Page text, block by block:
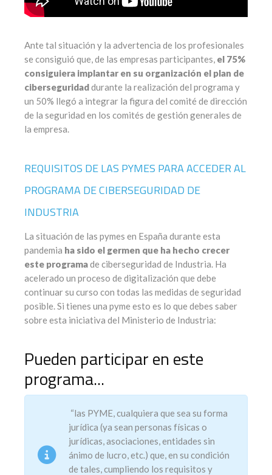
Ante tal situación y la advertencia de los profesionales
se consiguió que, de las empresas participantes, el 75%
consiguiera implantar en su organización el plan de
ciberseguridaddurante la realización del programa y
un 50% llegó a integrar la figura del comité de dirección
de la seguridad en los comités de gestión generales de
la empresa.
REQUISITOS DE LAS PYMES PARA ACCEDER AL
PROGRAMA DE CIBERSEGURIDAD DE
INDUSTRIA
La situación de las pymes en España durante esta
pandemia ha sido el germen que ha hecho crecer
este programade ciberseguridad de Industria. Ha
acelerado un proceso de digitalización que debe
continuar su curso con todas las medidas de seguridad
posible. Si tienes una pyme esto es lo que debes saber
sobre esta iniciativa del Ministerio de Industria:
Pueden participar en este
programa...
“las PYME, cualquiera que sea su forma
jurídica (ya sean personas físicas o
jurídicas, asociaciones, entidades sin
ánimo de lucro, etc.) que, en su condición
de tales, cumpliendo los requisitos y